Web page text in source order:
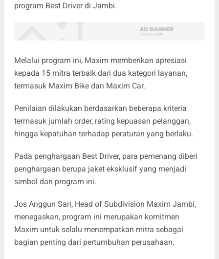
program Best Driver di Jambi.
Melalui program ini, Maxim memberikan apresiasi
kepada 15 mitra terbaik dari dua kategori layanan,
termasuk Maxim Bike dan Maxim Car.
Penilaian dilakukan berdasarkan beberapa kriteria
termasuk jumlah order, rating kepuasan pelanggan,
hingga kepatuhan terhadap peraturan yang berlaku.
Pada penghargaan Best Driver, para pemenang diberi
penghargaan berupa jaket eksklusif yang menjadi
simbol dari program ini.
Jos Anggun Sari, Head of Subdivision Maxim Jambi,
menegaskan, program ini merupakan komitmen
Maxim untuk selalu menempatkan mitra sebagai
bagian penting dari pertumbuhan perusahaan.